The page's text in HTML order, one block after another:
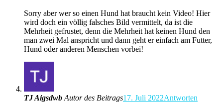
Sorry aber wer so einen Hund hat braucht kein Video! Hier
wird doch ein völlig falsches Bild vermittelt, da ist die
Mehrheit gefrustet, denn die Mehrheit hat keinen Hund den
man zwei Mal anspricht und dann geht er einfach am Futter,
Hund oder anderen Menschen vorbei!
TJ Aigsdwb Autor des Beitrags17. Juli 2022Antworten